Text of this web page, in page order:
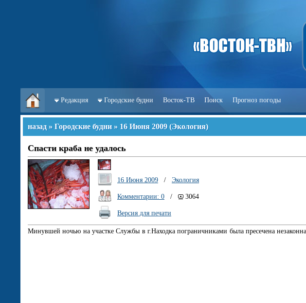
Редакция Городские будни Восток-ТВ Поиск Прогноз погоды
назад » Городские будни » 16 Июня 2009 (Экология)
Спасти краба не удалось
16 Июня 2009 / Экология
Комментарии: 0 / 3064
Версия для печати
Минувшей ночью на участке Службы в г.Находка пограничниками была пресечена